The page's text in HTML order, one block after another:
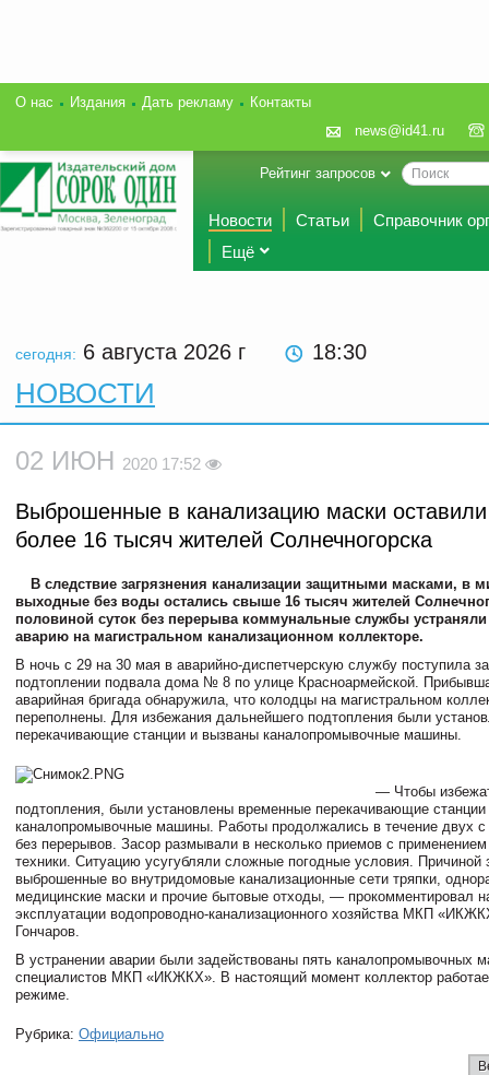
О нас Издания Дать рекламу
Контакты
news@id41.ru
Рейтинг запросов
Новости Статьи
Справочник
Ещё
сегодня: 6 августа 2026 г 18:30
НОВОСТИ
02 ИЮН 2020 17:52
Выброшенные в канализацию маски
более 16 тысяч жителей Солнечногорска
В следствие загрязнения канализации защитными масками, в
выходные без воды остались свыше 16 тысяч жителей
половиной суток без перерыва коммунальные службы
аварию на магистральном канализационном коллекторе.
В ночь с 29 на 30 мая в аварийно-диспетчерскую службу поступила
подтоплении подвала дома № 8 по улице Красноармейской.
аварийная бригада обнаружила, что колодцы на магистральном
переполнены. Для избежания дальнейшего подтопления были
перекачивающие станции и вызваны каналопромывочные машины.
— Чтобы
подтопления, были установлены временные перекачивающие
каналопромывочные машины. Работы продолжались в течение двух с
без перерывов. Засор размывали в несколько приемов с
техники. Ситуацию усугубляли сложные погодные условия. Причиной
выброшенные во внутридомовые канализационные сети тряпки,
медицинские маски и прочие бытовые отходы, — прокомментировал
эксплуатации водопроводно-канализационного хозяйства МКП
Гончаров.
В устранении аварии были задействованы пять каналопромывочных
специалистов МКП «ИКЖКХ». В настоящий момент коллектор
режиме.
Рубрика: Официально